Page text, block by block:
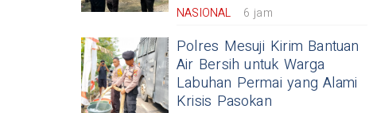
NASIONAL 6 jam
Polres Mesuji Kirim Bantuan
Air Bersih untuk Warga
Labuhan Permai yang Alami
Krisis Pasokan